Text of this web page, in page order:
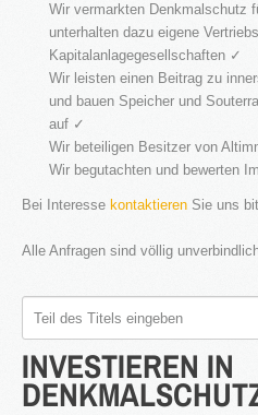
und Privatleuten organisieren wir
Gewerbeflächen.
WEITERLESEN
IDEENFÜR
16.SEPT.2016
Übernahme Vertrieb einer
Wir vermarkten Denkmalschutz
unterhalten dazu eigene
Kapitalanlagegesellschaften ✓
Wir leisten einen Beitrag zu
und bauen Speicher und
auf ✓
Wir beteiligen Besitzer von
Wir begutachten und bewerten
Bei Interesse kontaktieren Sie uns
Alle Anfragen sind völlig
Titels
eingeben
INVESTIEREN IN